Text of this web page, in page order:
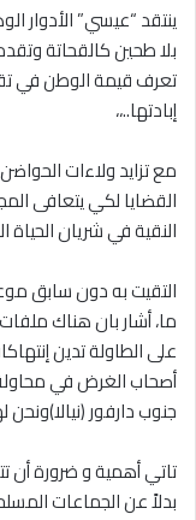
ينتقد “عيسي” الأدوار
بلا طحين كالقحاتة
تعرف قيمة الوطن في
إبادتها..،،
مع تزايد ولاءات
القضايا لكي يتعافى
النقية في شريان الحياة
التقيت به دون سابق
ما، أشار بان هناك
على الطاولة تدين
أصحاب الغرض في
جنوب دارفور (نيالا)ونحن
تاتي أهمية و ضرورة أن
بدلاً عن الجماعات